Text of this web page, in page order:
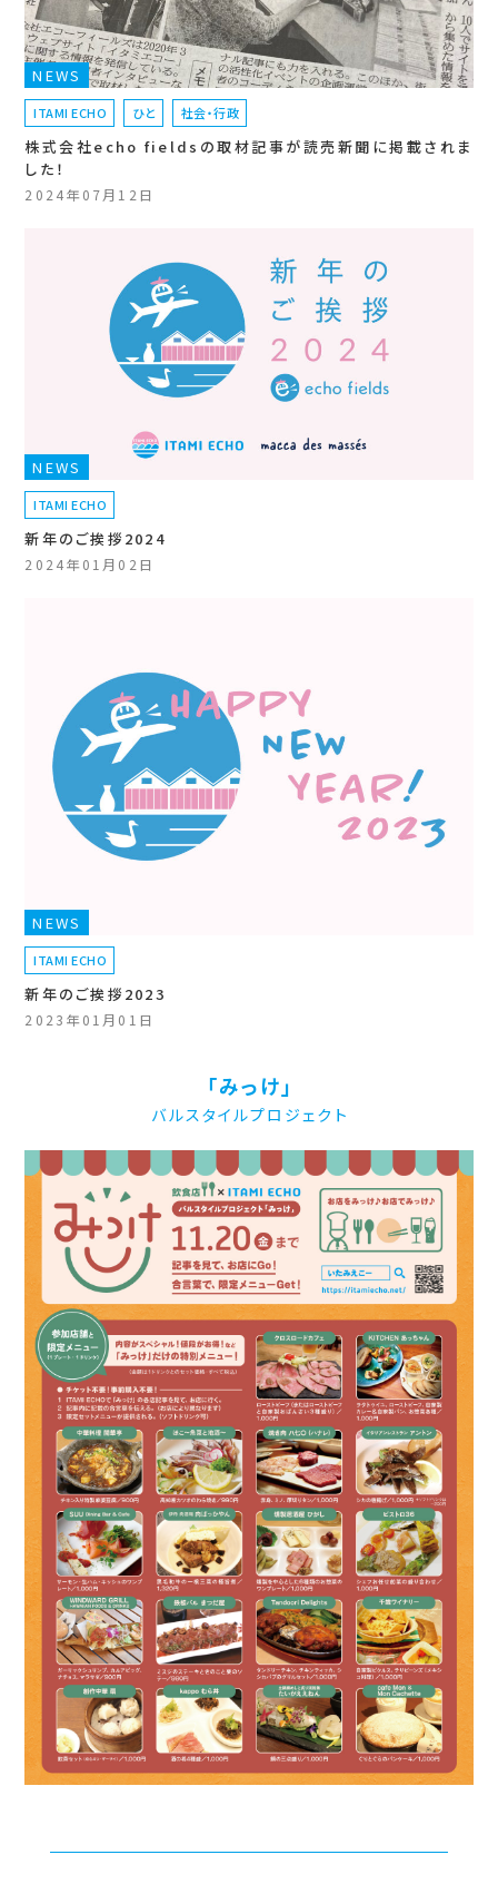
NEWS
ITAMI ECHO ひと 社会・行政
株式会社echo fieldsの取材記事が読売新聞に掲載されま
した！
2024年07月12日
NEWS
ITAMI ECHO
新年のご挨拶2024
2024年01月02日
NEWS
ITAMI ECHO
新年のご挨拶2023
2023年01月01日
「みっけ」
バルスタイルプロジェクト